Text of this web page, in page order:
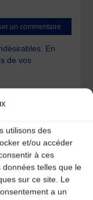
utilisons des
et/ou accéder
à ces
telles que le
sur ce site. Le
a un
En
de vos